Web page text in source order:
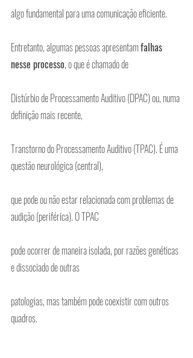
algo fundamental para uma comunicação eficiente.
Entretanto, algumas pessoas apresentam falhas
nesse processo, o que é chamado de
Distúrbio de Processamento Auditivo (DPAC) ou, numa
definição mais recente,
Transtorno do Processamento Auditivo (TPAC). É uma
questão neurológica (central),
que pode ou não estar relacionada com problemas de
audição (periférica). O TPAC
pode ocorrer de maneira isolada, por razões genéticas
e dissociado de outras
patologias, mas também pode coexistir com outros
quadros.